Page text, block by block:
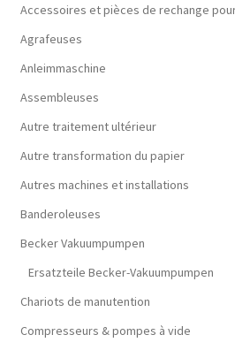
Accessoires et pièces de rechange
Agrafeuses
Anleimmaschine
Assembleuses
Autre traitement ultérieur
Autre transformation du papier
Autres machines et installations
Banderoleuses
Becker Vakuumpumpen
Ersatzteile Becker-Vakuumpumpen
Chariots de manutention
Compresseurs & pompes à vide